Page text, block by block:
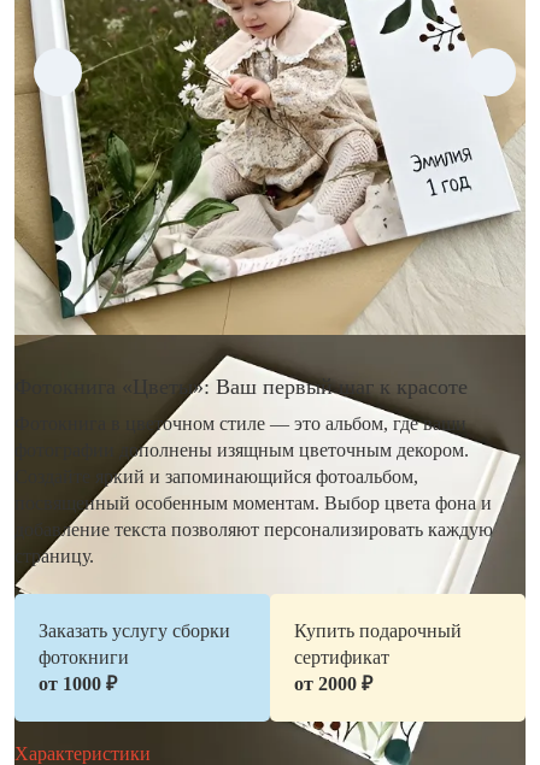
Фотокнига «Цветы»: Ваш первый шаг к красоте
Фотокнига в цветочном стиле — это альбом, где ваши
фотографии дополнены изящным цветочным декором.
Создайте яркий и запоминающийся фотоальбом,
посвященный особенным моментам. Выбор цвета фона и
добавление текста позволяют персонализировать каждую
страницу.
Заказать услугу сборки
фотокниги
от 1000 ₽
Купить подарочный
сертификат
от 2000 ₽
Характеристики